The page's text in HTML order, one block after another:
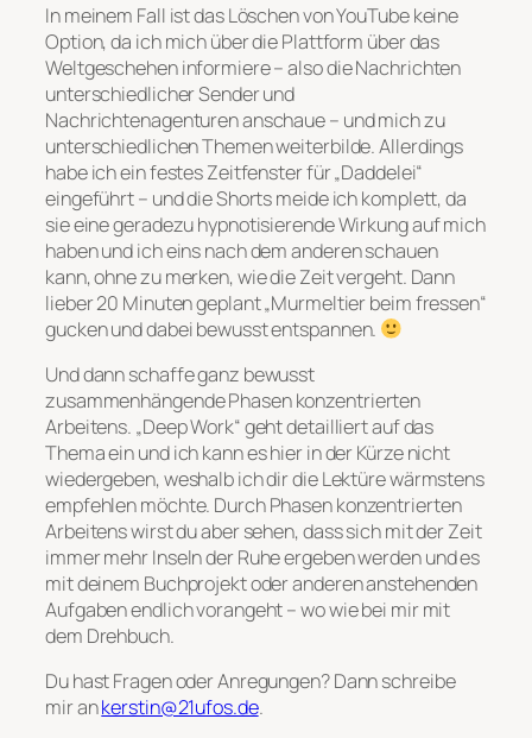
In meinem Fall ist das Löschen von YouTube keine
Option, da ich mich über die Plattform über das
Weltgeschehen informiere – also die Nachrichten
unterschiedlicher Sender und
Nachrichtenagenturen anschaue – und mich zu
unterschiedlichen Themen weiterbilde. Allerdings
habe ich ein festes Zeitfenster für „Daddelei“
eingeführt – und die Shorts meide ich komplett, da
sie eine geradezu hypnotisierende Wirkung auf mich
haben und ich eins nach dem anderen schauen
kann, ohne zu merken, wie die Zeit vergeht. Dann
lieber 20 Minuten geplant „Murmeltier beim fressen“
gucken und dabei bewusst entspannen.
Und dann schaffe ganz bewusst
zusammenhängende Phasen konzentrierten
Arbeitens. „Deep Work“ geht detailliert auf das
Thema ein und ich kann es hier in der Kürze nicht
wiedergeben, weshalb ich dir die Lektüre wärmstens
empfehlen möchte. Durch Phasen konzentrierten
Arbeitens wirst du aber sehen, dass sich mit der Zeit
immer mehr Inseln der Ruhe ergeben werden und es
mit deinem Buchprojekt oder anderen anstehenden
Aufgaben endlich vorangeht – wo wie bei mir mit
dem Drehbuch.
Du hast Fragen oder Anregungen? Dann schreibe
mir ankerstin@21ufos.de.